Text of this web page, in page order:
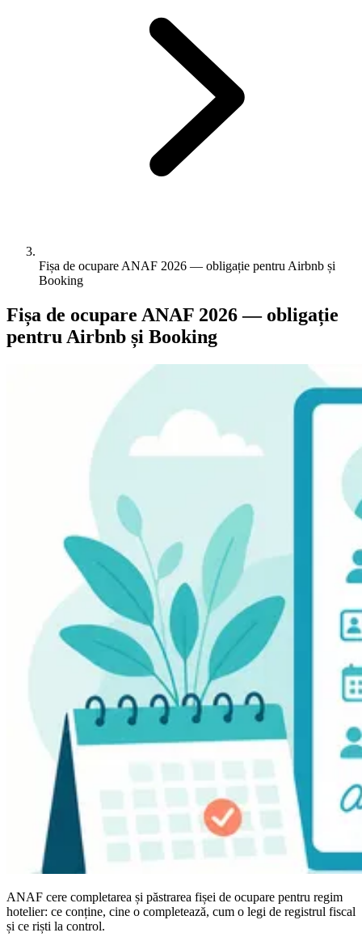
Fișa de ocupare ANAF 2026 — obligație pentru Airbnb și
Booking
Fișa de ocupare ANAF 2026 — obligație
pentru Airbnb și Booking
ANAF cere completarea și păstrarea fișei de ocupare pentru regim
hotelier: ce conține, cine o completează, cum o legi de registrul fiscal
și ce riști la control.